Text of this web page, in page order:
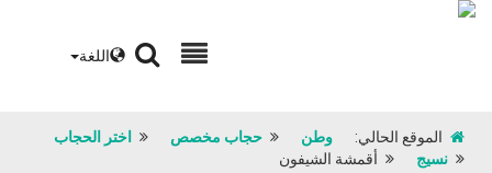
اللغة
الموقع الحالي: وطن حجاب مخصص
اختر الحجاب
نسيج
أقمشة الشيفون